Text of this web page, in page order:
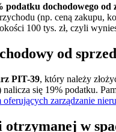
podatku dochodowego od
(np. ceną zakupu,
100 tys. zł, czyli
od
PIT-39, który należy
się 19% podatku.
oferujących zarządzanie
otrzymanej w